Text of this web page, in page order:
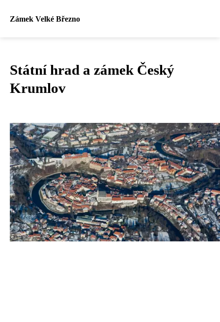
Zámek Velké Březno
Státní hrad a zámek Český
Krumlov